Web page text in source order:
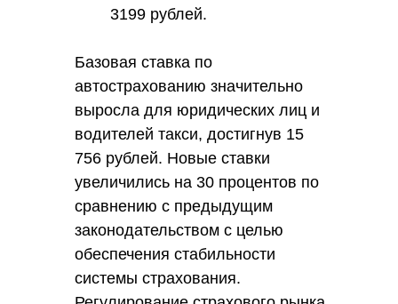
3199 рублей.
Базовая ставка по
автострахованию значительно
выросла для юридических лиц и
водителей такси, достигнув 15
756 рублей. Новые ставки
увеличились на 30 процентов по
сравнению с предыдущим
законодательством с целью
обеспечения стабильности
системы страхования.